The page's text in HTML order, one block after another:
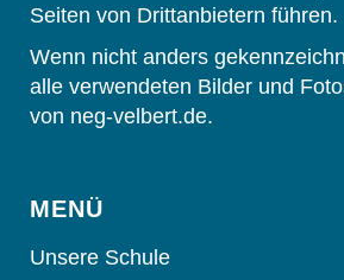
Seiten von Drittanbietern führen.
Wenn nicht anders
alle verwendeten Bilder und
von neg-velbert.de.
MENÜ
Unsere Schule